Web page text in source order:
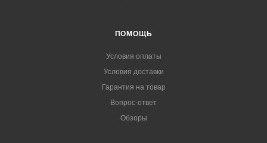
ПОМОЩЬ
Условия оплаты
Условия доставки
Гарантия на товар
Вопрос-ответ
Обзоры